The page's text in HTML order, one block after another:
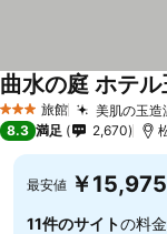
3 ホテルのランク
旅館 美肌の玉造
曲水の庭 ホテ
8.3 満足 2,670
最安値 ￥15,975
11件のサイトの料